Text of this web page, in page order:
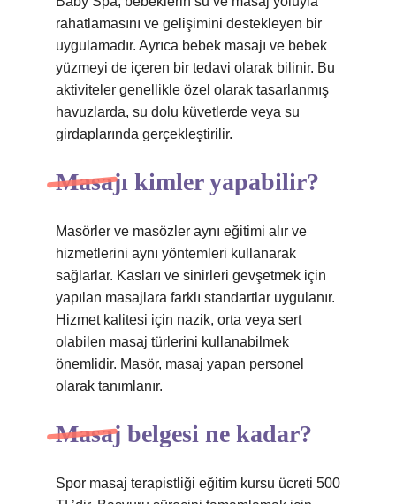
rahatlamasını ve gelişimini destekleyen bir
uygulamadır. Ayrıca bebek masajı ve bebek
yüzmeyi de içeren bir tedavi olarak bilinir. Bu
aktiviteler genellikle özel olarak tasarlanmış
havuzlarda, su dolu küvetlerde veya su
girdaplarında gerçekleştirilir.
Masajı kimler yapabilir?
Masörler ve masözler aynı eğitimi alır ve
hizmetlerini aynı yöntemleri kullanarak
sağlarlar. Kasları ve sinirleri gevşetmek için
yapılan masajlara farklı standartlar uygulanır.
Hizmet kalitesi için nazik, orta veya sert
olabilen masaj türlerini kullanabilmek
önemlidir. Masör, masaj yapan personel
olarak tanımlanır.
Masaj belgesi ne kadar?
Spor masaj terapistliği eğitim kursu ücreti 500